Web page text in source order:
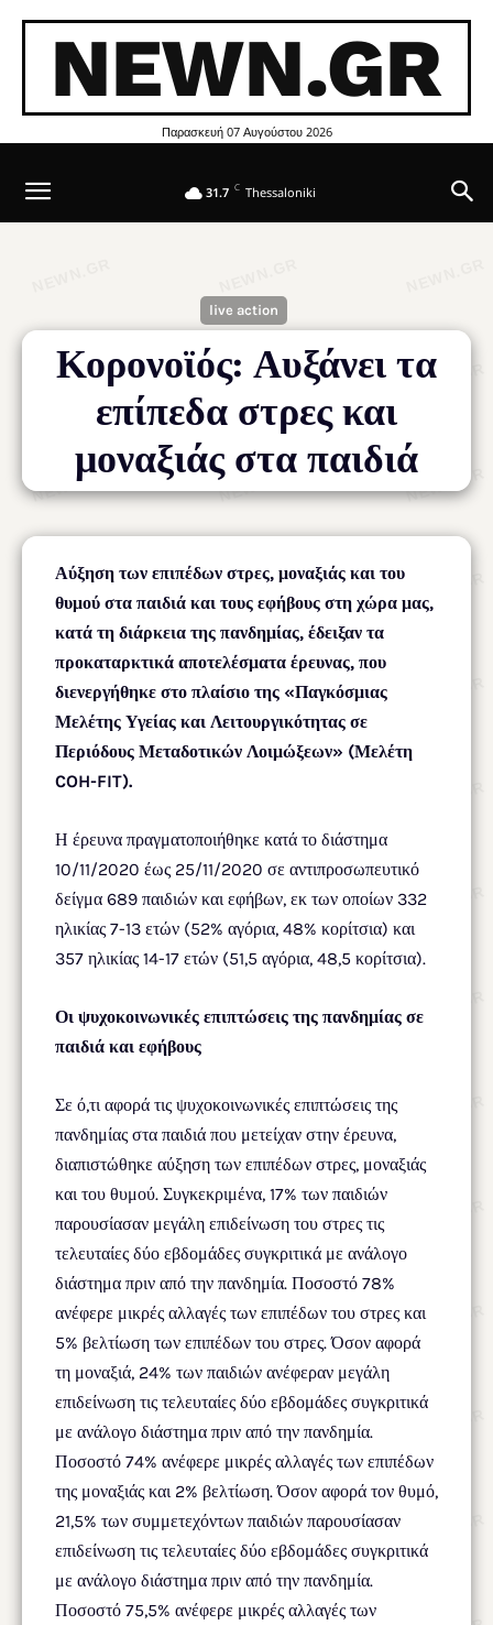
NEWN.GR
Παρασκευή 07 Αυγούστου 2026
31.7 C Thessaloniki
live action
Κορονοϊός: Αυξάνει τα
επίπεδα στρες και
μοναξιάς στα παιδιά
Αύξηση των επιπέδων στρες, μοναξιάς και του
θυμού στα παιδιά και τους εφήβους στη χώρα μας,
κατά τη διάρκεια της πανδημίας, έδειξαν τα
προκαταρκτικά αποτελέσματα έρευνας, που
διενεργήθηκε στο πλαίσιο της «Παγκόσμιας
Μελέτης Υγείας και Λειτουργικότητας σε
Περιόδους Μεταδοτικών Λοιμώξεων» (Μελέτη
COH-FIT).
Η έρευνα πραγματοποιήθηκε κατά το διάστημα
10/11/2020 έως 25/11/2020 σε αντιπροσωπευτικό
δείγμα 689 παιδιών και εφήβων, εκ των οποίων 332
ηλικίας 7-13 ετών (52% αγόρια, 48% κορίτσια) και
357 ηλικίας 14-17 ετών (51,5 αγόρια, 48,5 κορίτσια).
Οι ψυχοκοινωνικές επιπτώσεις της πανδημίας σε
παιδιά και εφήβους
Σε ό,τι αφορά τις ψυχοκοινωνικές επιπτώσεις της
πανδημίας στα παιδιά που μετείχαν στην έρευνα,
διαπιστώθηκε αύξηση των επιπέδων στρες, μοναξιάς
και του θυμού. Συγκεκριμένα, 17% των παιδιών
παρουσίασαν μεγάλη επιδείνωση του στρες τις
τελευταίες δύο εβδομάδες συγκριτικά με ανάλογο
διάστημα πριν από την πανδημία. Ποσοστό 78%
ανέφερε μικρές αλλαγές των επιπέδων του στρες και
5% βελτίωση των επιπέδων του στρες. Όσον αφορά
τη μοναξιά, 24% των παιδιών ανέφεραν μεγάλη
επιδείνωση τις τελευταίες δύο εβδομάδες συγκριτικά
με ανάλογο διάστημα πριν από την πανδημία.
Ποσοστό 74% ανέφερε μικρές αλλαγές των επιπέδων
της μοναξιάς και 2% βελτίωση. Όσον αφορά τον θυμό,
21,5% των συμμετεχόντων παιδιών παρουσίασαν
επιδείνωση τις τελευταίες δύο εβδομάδες συγκριτικά
με ανάλογο διάστημα πριν από την πανδημία.
Ποσοστό 75,5% ανέφερε μικρές αλλαγές των